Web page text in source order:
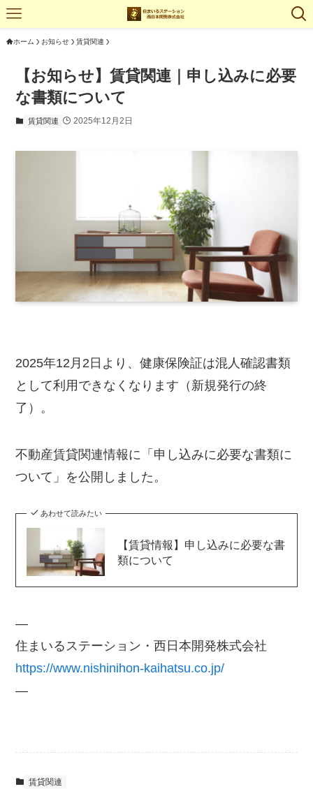
ホーム お知らせ 賃貸関連
【お知らせ】賃貸関連｜申し込みに必要
な書類について
賃貸関連 2025年12月2日
2025年12月2日より、健康保険証は混人確認書類
として利用できなくなります（新規発行の終
了）。
不動産賃貸関連情報に「申し込みに必要な書類に
ついて」を公開しました。
あわせて読みたい
【賃貸情報】申し込みに必要な書
類について
—
住まいるステーション・西日本開発株式会社
https://www.nishinihon-kaihatsu.co.jp/
—
賃貸関連